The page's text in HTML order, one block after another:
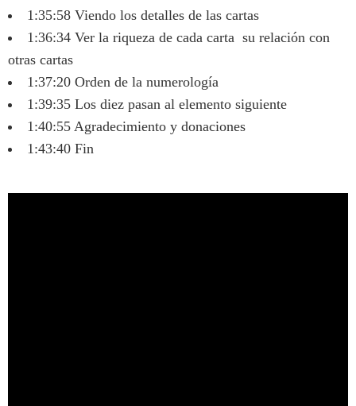
1:35:58 Viendo los detalles de las cartas
1:36:34 Ver la riqueza de cada carta su relación con
otras cartas
1:37:20 Orden de la numerología
1:39:35 Los diez pasan al elemento siguiente
1:40:55 Agradecimiento y donaciones
1:43:40 Fin